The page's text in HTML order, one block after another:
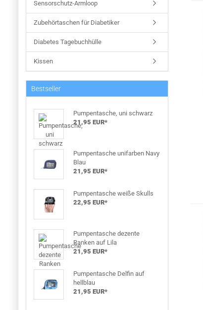
Sensorschutz-Armloop
Zubehörtaschen für Diabetiker
Diabetes Tagebuchhülle
Kissen
Bestseller
Pumpentasche, uni schwarz
21,95 EUR*
Pumpentasche unifarben Navy
Blau
21,95 EUR*
Pumpentasche weiße Skulls
22,95 EUR*
Pumpentasche dezente
Ranken auf Lila
21,95 EUR*
Pumpentasche Delfin auf
hellblau
21,95 EUR*